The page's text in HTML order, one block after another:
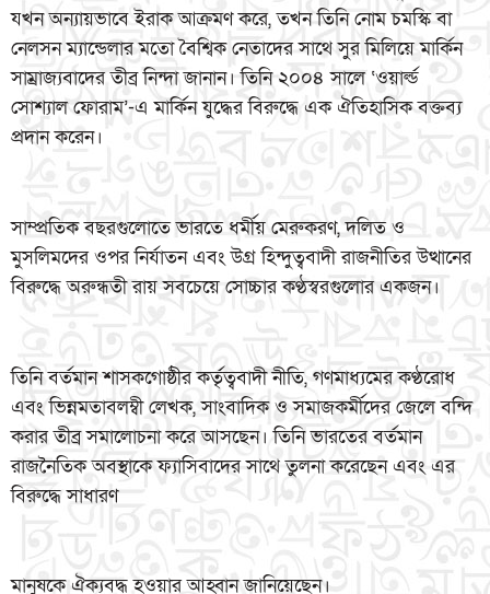
যখন অন্যায়ভাবে ইরাক আক্রমণ করে, তখন তিনি নোম চমস্কি বা
নেলসন ম্যান্ডেলার মতো বৈশ্বিক নেতাদের সাথে সুর মিলিয়ে মার্কিন
সাম্রাজ্যবাদের তীব্র নিন্দা জানান। তিনি ২০০৪ সালে ‘ওয়ার্ল্ড
সোশ্যাল ফোরাম’-এ মার্কিন যুদ্ধের বিরুদ্ধে এক ঐতিহাসিক বক্তব্য
প্রদান করেন।
সাম্প্রতিক বছরগুলোতে ভারতে ধর্মীয় মেরুকরণ, দলিত ও
মুসলিমদের ওপর নির্যাতন এবং উগ্র হিন্দুত্ববাদী রাজনীতির উত্থানের
বিরুদ্ধে অরুন্ধতী রায় সবচেয়ে সোচ্চার কণ্ঠস্বরগুলোর একজন।
তিনি বর্তমান শাসকগোষ্ঠীর কর্তৃত্ববাদী নীতি, গণমাধ্যমের কণ্ঠরোধ
এবং ভিন্নমতাবলম্বী লেখক, সাংবাদিক ও সমাজকর্মীদের জেলে বন্দি
করার তীব্র সমালোচনা করে আসছেন। তিনি ভারতের বর্তমান
রাজনৈতিক অবস্থাকে ফ্যাসিবাদের সাথে তুলনা করেছেন এবং এর
বিরুদ্ধে সাধারণ
মানুষকে ঐক্যবদ্ধ হওয়ার আহ্বান জানিয়েছেন।